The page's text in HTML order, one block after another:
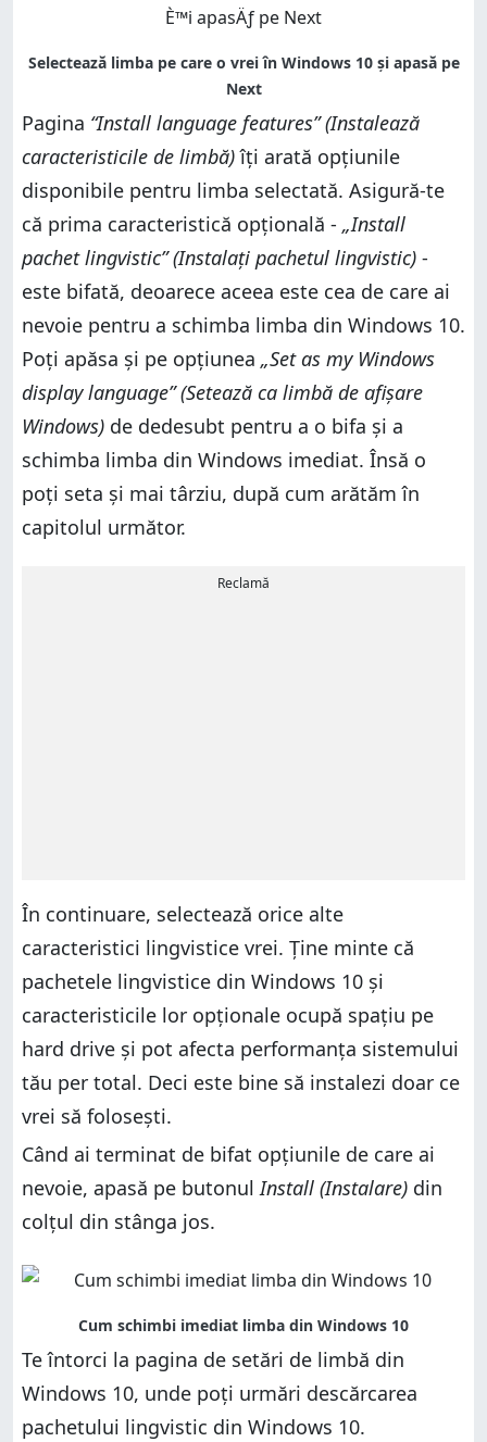
Pagina “Install language features” (Instalează
caracteristicile de limbă)îți arată opțiunile
disponibile pentru limba selectată. Asigură-te
că prima caracteristică opțională - „Install
pachet lingvistic” (Instalați pachetul lingvistic) -
este bifată, deoarece aceea este cea de care ai
nevoie pentru a schimba limba din Windows 10.
Poți apăsa și pe opțiunea „Set as my Windows
display language” (Setează ca limbă de afișare
Windows) de dedesubt pentru a o bifa și a
schimba limba din Windows imediat. Însă o
poți seta și mai târziu, după cum arătăm în
capitolul următor.
Reclamă
În continuare, selectează orice alte
caracteristici lingvistice vrei. Ține minte că
pachetele lingvistice din Windows 10 și
caracteristicile lor opționale ocupă spațiu pe
hard drive și pot afecta performanța sistemului
tău per total. Deci este bine să instalezi doar ce
vrei să folosești.
Când ai terminat de bifat opțiunile de care ai
nevoie, apasă pe butonulInstall (Instalare) din
colțul din stânga jos.
Te întorci la pagina de setări de limbă din
Windows 10, unde poți urmări descărcarea
pachetului lingvistic din Windows 10.